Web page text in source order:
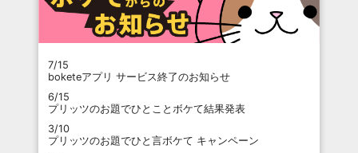
7/15
boketeアプリ サービス終了のお知らせ
6/15
プリッツのお題でひとことボケて結果発表
3/10
プリッツのお題でひと言ボケて キャンペーン